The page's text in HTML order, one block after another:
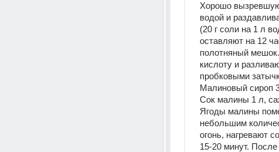
Хорошо
водой и
(20 г соли на 1 л
оставляют на 12
полотняный
кислоту и
пробковыми
Малиновый сироп
Сок малины 1 л,
Ягоды малины
небольшим
огонь, нагревают
15-20 минут.